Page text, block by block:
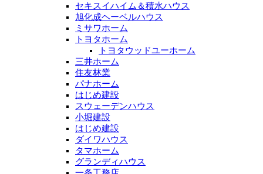
セキスイハイム＆積水ハウス
旭化成ヘーベルハウス
ミサワホーム
トヨタホーム
トヨタウッドユーホーム
三井ホーム
住友林業
パナホーム
はじめ建設
スウェーデンハウス
小堀建設
はじめ建設
ダイワハウス
タマホーム
グランディハウス